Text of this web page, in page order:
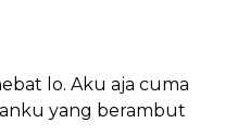
lo. Aku aja cuma
yang berambut